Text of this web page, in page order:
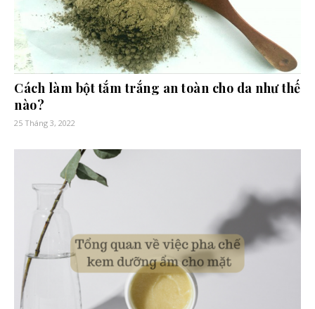
Cách làm bột tắm trắng an toàn cho da như thế
nào?
25 Tháng 3, 2022